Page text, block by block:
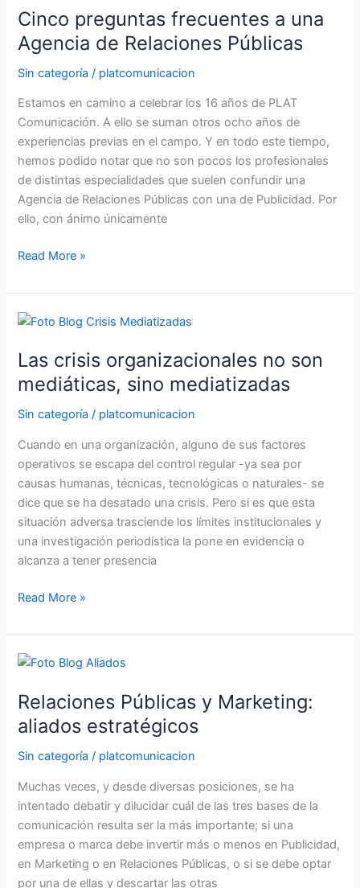
Cinco preguntas frecuentes a una
Agencia de Relaciones Públicas
Sin categoría / platcomunicacion
Estamos en camino a celebrar los 16 años de PLAT
Comunicación. A ello se suman otros ocho años de
experiencias previas en el campo. Y en todo este tiempo,
hemos podido notar que no son pocos los profesionales
de distintas especialidades que suelen confundir una
Agencia de Relaciones Públicas con una de Publicidad. Por
ello, con ánimo únicamente
frecuentes
a
una
Agencia
Read More »
Las crisis organizacionales no son
mediáticas, sino mediatizadas
Sin categoría / platcomunicacion
Cuando en una organización, alguno de sus factores
operativos se escapa del control regular -ya sea por
causas humanas, técnicas, tecnológicas o naturales- se
dice que se ha desatado una crisis. Pero si es que esta
situación adversa trasciende los límites institucionales y
una investigación periodística la pone en evidencia o
alcanza a tener presencia
Las
organizacionales
no
mediáticas,
Read More »
Relaciones Públicas y Marketing:
aliados estratégicos
Sin categoría / platcomunicacion
Muchas veces, y desde diversas posiciones, se ha
intentado debatir y dilucidar cuál de las tres bases de la
comunicación resulta ser la más importante; si una
empresa o marca debe invertir más o menos en Publicidad,
en Marketing o en Relaciones Públicas, o si se debe optar
por una de ellas y descartar las otras
Relaciones
y
Marketing:
aliados
estratégicos